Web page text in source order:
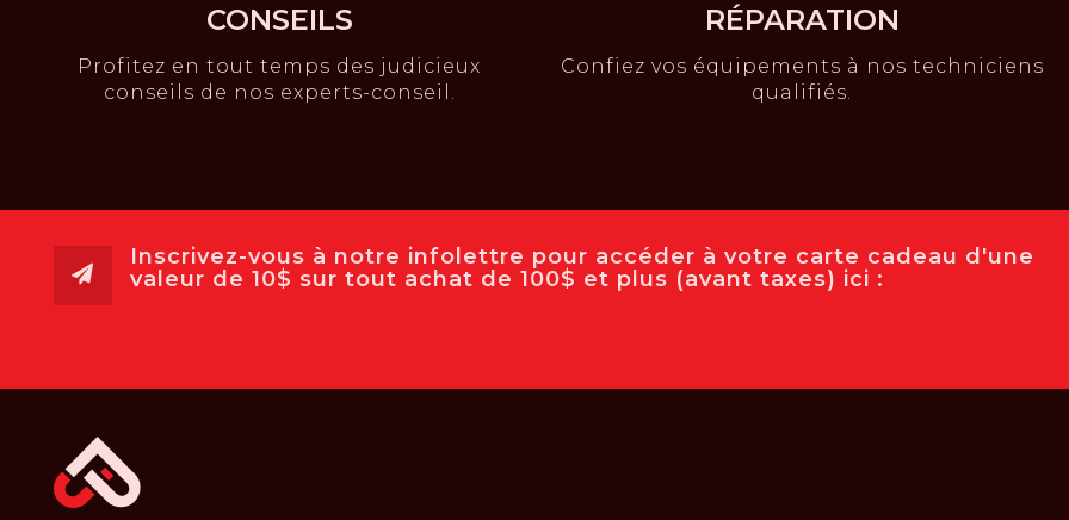
CONSEILS
Profitez en tout temps des judicieux
conseils de nos experts-conseil.
RÉPARATION
Confiez vos équipements à nos techniciens
qualifiés.
Inscrivez-vous à notre infolettre pour accéder à votre carte cadeau d'une
valeur de 10$ sur tout achat de 100$ et plus (avant taxes) ici :